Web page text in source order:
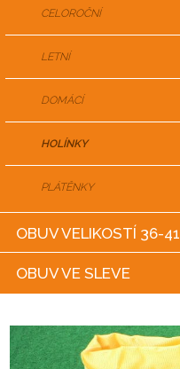
CELOROČNÍ
LETNÍ
DOMÁCÍ
HOLÍNKY
PLÁTĚNKY
OBUV VELIKOSTÍ 36-41
OBUV VE SLEVE